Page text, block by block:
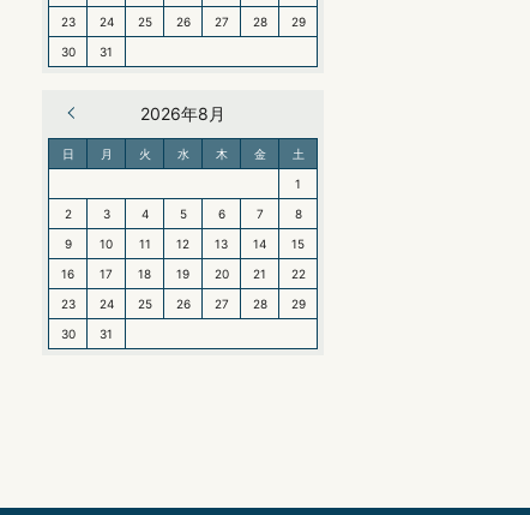
23 24 25 26 27 28 29
30 31
2026年8月
日 月 火 水 木 金 土
1
2 3 4 5 6 7 8
9 10 11 12 13 14 15
16 17 18 19 20 21 22
23 24 25 26 27 28 29
30 31